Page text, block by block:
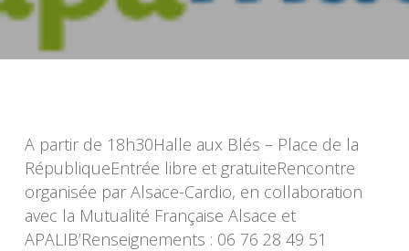
A partir de 18h30Halle aux Blés – Place de la
RépubliqueEntrée libre et gratuiteRencontre
organisée par Alsace-Cardio, en collaboration
avec la Mutualité Française Alsace et
APALIB’Renseignements : 06 76 28 49 51